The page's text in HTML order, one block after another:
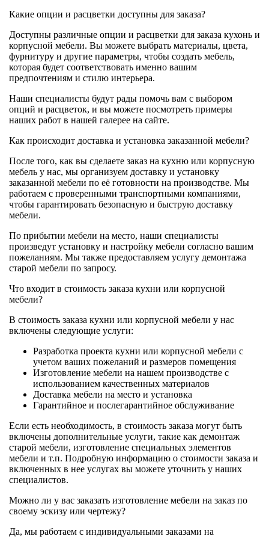
Какие опции и расцветки доступны для заказа?
Доступны различные опции и расцветки для заказа кухонь и
корпусной мебели. Вы можете выбрать материалы, цвета,
фурнитуру и другие параметры, чтобы создать мебель,
которая будет соответствовать именно вашим
предпочтениям и стилю интерьера.
Наши специалисты будут рады помочь вам с выбором
опций и расцветок, и вы можете посмотреть примеры
наших работ в нашей галерее на сайте.
Как происходит доставка и установка заказанной мебели?
После того, как вы сделаете заказ на кухню или корпусную
мебель у нас, мы организуем доставку и установку
заказанной мебели по её готовности на производстве. Мы
работаем с проверенными транспортными компаниями,
чтобы гарантировать безопасную и быструю доставку
мебели.
По прибытии мебели на место, наши специалисты
произведут установку и настройку мебели согласно вашим
пожеланиям. Мы также предоставляем услугу демонтажа
старой мебели по запросу.
Что входит в стоимость заказа кухни или корпусной
мебели?
В стоимость заказа кухни или корпусной мебели у нас
включены следующие услуги:
Разработка проекта кухни или корпусной мебели с
учетом ваших пожеланий и размеров помещения
Изготовление мебели на нашем производстве с
использованием качественных материалов
Доставка мебели на место и установка
Гарантийное и послегарантийное обслуживание
Если есть необходимость, в стоимость заказа могут быть
включены дополнительные услуги, такие как демонтаж
старой мебели, изготовление специальных элементов
мебели и т.п. Подробную информацию о стоимости заказа и
включенных в нее услугах вы можете уточнить у наших
специалистов.
Можно ли у вас заказать изготовление мебели на заказ по
своему эскизу или чертежу?
Да, мы работаем с индивидуальными заказами на